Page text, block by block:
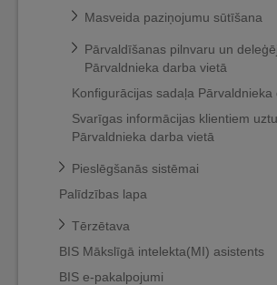
Masveida paziņojumu sūtīšana
Pārvaldīšanas pilnvaru un
Pārvaldnieka darba vietā
Konfigurācijas sadaļa Pārvaldnieka
Svarīgas informācijas klientiem
Pārvaldnieka darba vietā
Pieslēgšanās sistēmai
Palīdzības lapa
Tērzētava
BIS Mākslīgā intelekta(MI) asistents
BIS e-pakalpojumi